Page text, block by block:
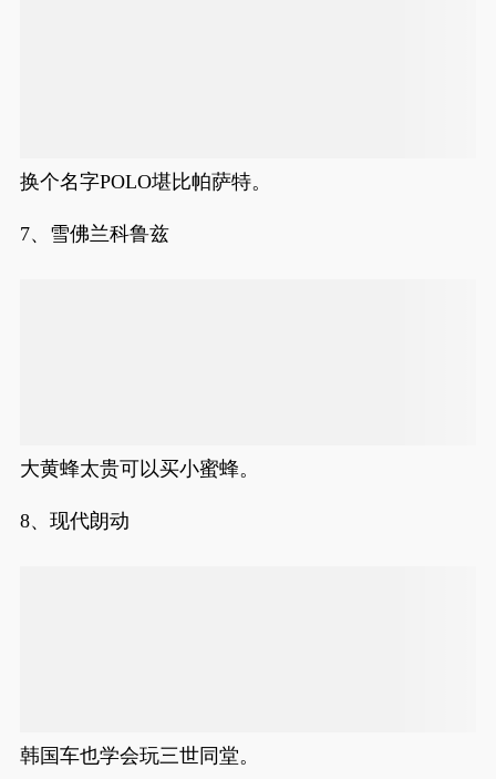
换个名字POLO堪比帕萨特。
7、雪佛兰科鲁兹
大黄蜂太贵可以买小蜜蜂。
8、现代朗动
韩国车也学会玩三世同堂。